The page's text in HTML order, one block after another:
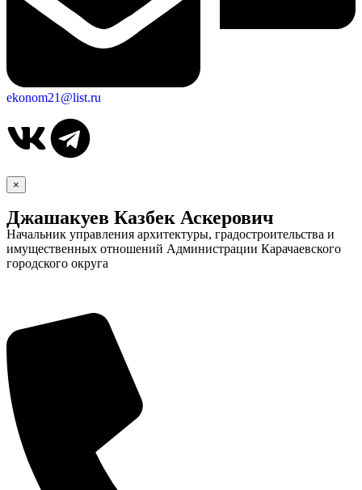
ekonom21@list.ru
×
Джашакуев Казбек Аскерович
Начальник управления архитектуры, градостроительства и
имущественных отношений Администрации Карачаевского
городского округа